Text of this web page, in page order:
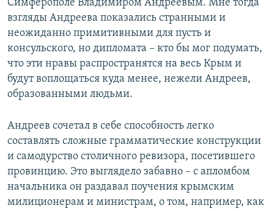
Симферополе Владимиром Андреевым. Мне тогда
взгляды Андреева показались странными и
неожиданно примитивными для пусть и
консульского, но дипломата – кто бы мог подумать,
что эти нравы распространятся на весь Крым и
будут воплощаться куда менее, нежели Андреев,
образованными людьми.
Андреев сочетал в себе способность легко
составлять сложные грамматические конструкции
и самодурство столичного ревизора, посетившего
провинцию. Это выглядело забавно – с апломбом
начальника он раздавал поучения крымским
милиционерам и министрам, о том, например, как